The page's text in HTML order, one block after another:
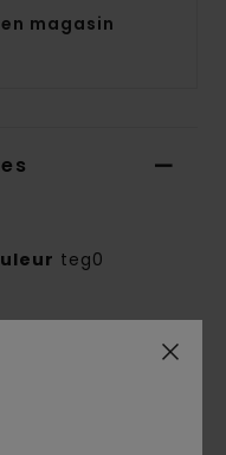
magasin
teg0
recyclé
et polyester